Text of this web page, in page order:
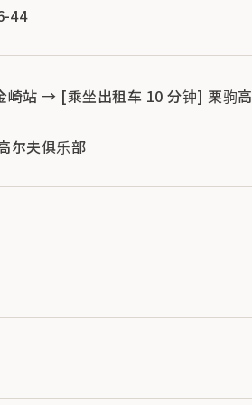
44
崎站 → [乘坐出租车 10 分钟] 栗驹
尔夫俱乐部